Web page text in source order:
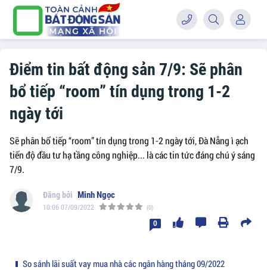
Điểm tin bất động sản 7/9: Sẽ phân
bổ tiếp “room” tín dụng trong 1-2
ngày tới
Sẽ phân bổ tiếp “room” tín dụng trong 1-2 ngày tới, Đà Nẵng ì ạch
tiến độ đầu tư hạ tầng công nghiệp... là các tin tức đáng chú ý sáng
7/9.
Minh Ngọc
10:06 07/09/2022 (0)
0
So sánh lãi suất vay mua nhà các ngân hàng tháng 09/2022